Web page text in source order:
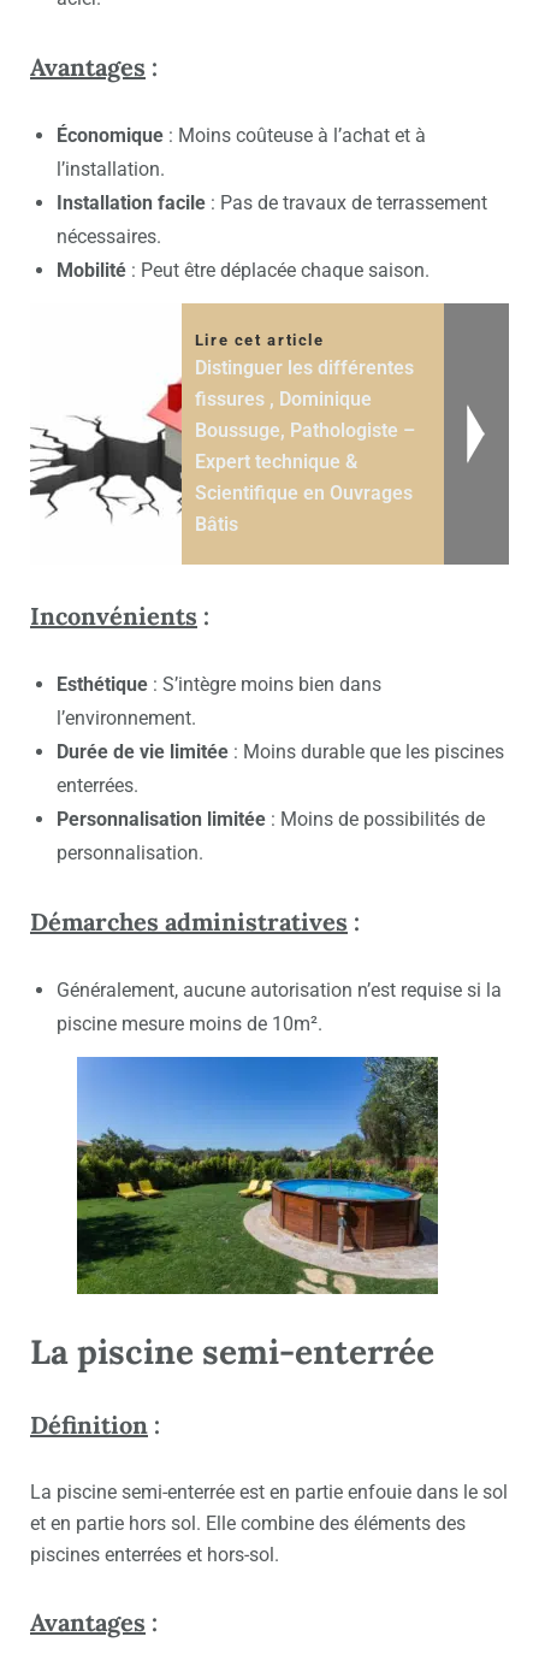
Avantages :
Économique : Moins coûteuse à l’achat et à
l’installation.
Installation facile : Pas de travaux de terrassement
nécessaires.
Mobilité : Peut être déplacée chaque saison.
Lire cet article
Distinguer les différentes
fissures , Dominique
Boussuge, Pathologiste –
Expert technique &
Scientifique en Ouvrages
Bâtis
Inconvénients :
Esthétique : S’intègre moins bien dans
l’environnement.
Durée de vie limitée : Moins durable que les piscines
enterrées.
Personnalisation limitée : Moins de possibilités de
personnalisation.
Démarches administratives :
Généralement, aucune autorisation n’est requise si la
piscine mesure moins de 10m².
La piscine semi-enterrée
Définition :
La piscine semi-enterrée est en partie enfouie dans le sol
et en partie hors sol. Elle combine des éléments des
piscines enterrées et hors-sol.
Avantages :